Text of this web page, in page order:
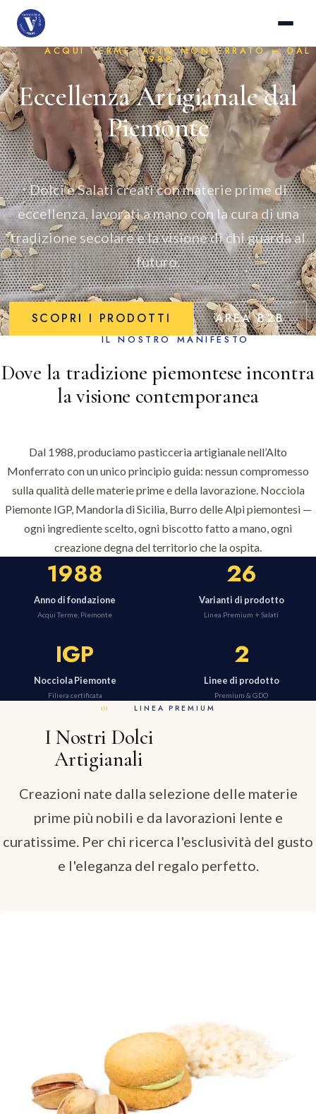
ACQUI TERME, ALTO MONFERRATO — DAL
1988
Eccellenza Artigianale dal
Piemonte
Dolci e Salatì creati con materie prime di
eccellenza, lavorati a mano con la cura di una
tradizione secolare e la visione di chi guarda al
futuro.
SCOPRI I PRODOTTI AREA B2B
IL NOSTRO MANIFESTO
Dove la tradizione piemontese incontra
la visione contemporanea
Dal 1988, produciamo pasticceria artigianale nell’Alto
Monferrato con un unico principio guida: nessun compromesso
sulla qualità delle materie prime e della lavorazione. Nocciola
Piemonte IGP, Mandorla di Sicilia, Burro delle Alpi piemontesi —
ogni ingrediente scelto, ogni biscotto fatto a mano, ogni
creazione degna del territorio che la ospita.
1988
Anno di fondazione
Acqui Terme, Piemonte
26
Varianti di prodotto
Linea Premium + Salatì
IGP
Nocciola Piemonte
Filiera certificata
2
Linee di prodotto
Premium & GDO
LINEA PREMIUM
I Nostri Dolci
Artigianali
Creazioni nate dalla selezione delle materie
prime più nobili e da lavorazioni lente e
curatissime. Per chi ricerca l'esclusività del gusto
e l'eleganza del regalo perfetto.